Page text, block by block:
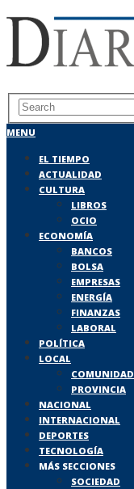
MENU
EL TIEMPO
ACTUALIDAD
CULTURA
LIBROS
OCIO
ECONOMÍA
BANCOS
BOLSA
EMPRESAS
ENERGÍA
FINANZAS
LABORAL
POLÍTICA
LOCAL
COMUNIDAD
PROVINCIA
NACIONAL
INTERNACIONAL
DEPORTES
TECNOLOGÍA
MÁS SECCIONES
SOCIEDAD